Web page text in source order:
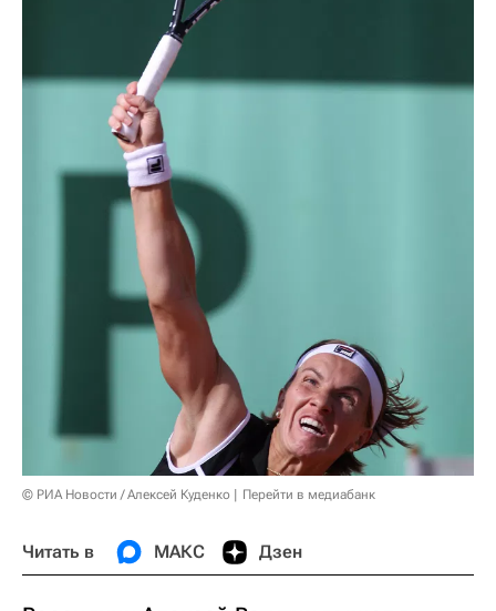
© РИА Новости / Алексей Куденко Перейти в медиабанк
Читать в МАКС Дзен